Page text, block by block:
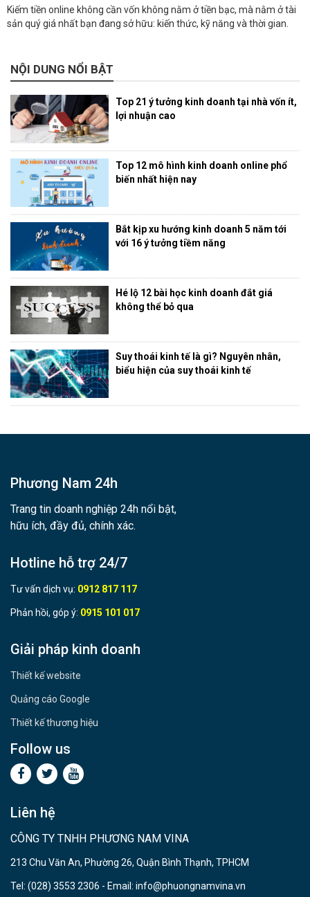
Kiếm tiền online không cần vốn không nằm ở tiền bạc, mà nằm ở tài
sản quý giá nhất bạn đang sở hữu: kiến thức, kỹ năng và thời gian.
NỘI DUNG NỔI BẬT
Top 21 ý tưởng kinh doanh tại nhà vốn ít,
lợi nhuận cao
Top 12 mô hình kinh doanh online phổ
biến nhất hiện nay
Bắt kịp xu hướng kinh doanh 5 năm tới
với 16 ý tưởng tiềm năng
Hé lộ 12 bài học kinh doanh đắt giá
không thể bỏ qua
Suy thoái kinh tế là gì? Nguyên nhân,
biểu hiện của suy thoái kinh tế
Phương Nam 24h
Trang tin doanh nghiệp 24h nổi bật,
hữu ích, đầy đủ, chính xác.
Hotline hỗ trợ 24/7
Tư vấn dịch vụ: 0912 817 117
Phản hồi, góp ý: 0915 101 017
Giải pháp kinh doanh
Thiết kế website
Quảng cáo Google
Thiết kế thương hiệu
Follow us
Liên hệ
CÔNG TY TNHH PHƯƠNG NAM VINA
213 Chu Văn An, Phường 26, Quận Bình Thạnh, TPHCM
Tel: (028) 3553 2306 - Email: info@phuongnamvina.vn